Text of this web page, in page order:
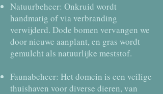
Natuurbeheer: Onkruid wordt
handmatig of via verbranding
verwijderd. Dode bomen vervangen we
door nieuwe aanplant, en gras wordt
gemulcht als natuurlijke meststof.
Faunabeheer: Het domein is een veilige
thuishaven voor diverse dieren, van